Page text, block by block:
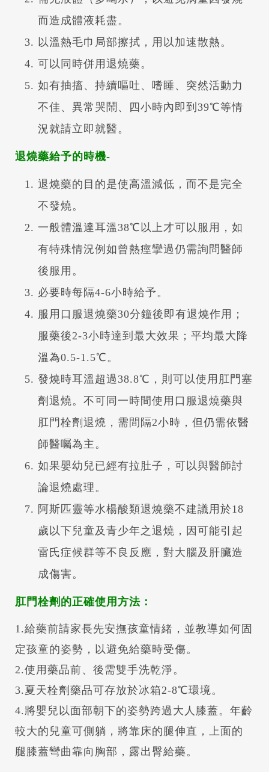
而造成體液耗盡。
以溫熱毛巾局部擦拭，用以加速散熱。
可以同時併用退燒藥。
如有抽搐、持續嘔吐、嗜睡、突然活動力
不佳、異常哭鬧、四小時內即到39℃等情
況就請立即就醫。
退燒藥給予的時機-
退燒藥的目的是使高溫減低，而不是完全
不發燒。
一般體溫達耳溫38℃以上才可以服用，如
有特殊情況例如曾熱痙攣過仍需詢問醫師
後服用。
必要時每隔4-6小時給予。
服用口服退燒藥30分鐘後即有退燒作用；
服藥後2-3小時達到最大效果；平均最大降
溫為0.5-1.5℃。
發燒時耳溫超過38.8℃，則可以使用肛門塞
劑退燒。不可同一時間使用口服退燒藥與
肛門栓劑退燒，需間隔2小時，但仍需依醫
師醫囑為主。
如果嬰幼兒已經有拉肚子，可以與醫師討
論退燒處理。
阿斯匹靈等水楊酸類退燒藥不建議用於18
歲以下兒童及青少年之退燒，因可能引起
雷氏症候群等不良反應，對大腦及肝臟造
成傷害。
肛門栓劑的正確使用方法：
1.給藥前請家長先安撫孩童情緒，並教導如何固
定孩童的姿勢，以避免給藥時受傷。
2.使用藥品前、後需雙手洗乾淨。
3.夏天栓劑藥品可存放於冰箱2-8℃環境。
4.將嬰兒以面部朝下的姿勢跨過大人膝蓋。年齡
較大的兒童可側躺，將靠床的腿伸直，上面的
腿膝蓋彎曲靠向胸部，露出臀給藥。